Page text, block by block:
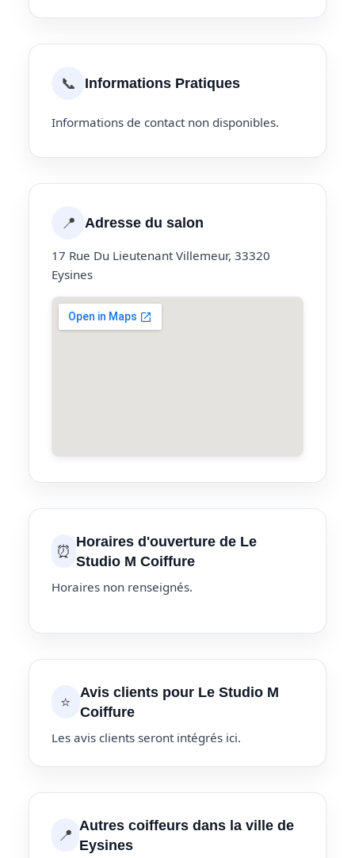
📞 Informations Pratiques
Informations de contact non disponibles.
📍 Adresse du salon
17 Rue Du Lieutenant Villemeur, 33320
Eysines
⏰ Horaires d'ouverture de Le
Studio M Coiffure
Horaires non renseignés.
⭐
Avis clients pour Le Studio M
Coiffure
Les avis clients seront intégrés ici.
📍 Autres coiffeurs dans la ville de
Eysines